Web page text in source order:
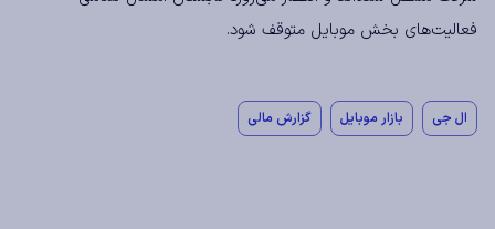
فعالیت‌های بخش موبایل متوقف شود.
ال جی بازار موبایل گزارش مالی